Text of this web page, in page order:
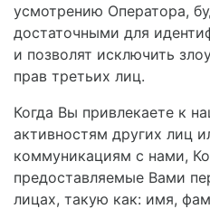
усмотрению Оператора,
достаточными для
и позволят исключить
прав третьих лиц.
Когда Вы привлекаете к
активностям других лиц
коммуникациям с нами,
предоставляемые Вами
лицах, такую как: имя,